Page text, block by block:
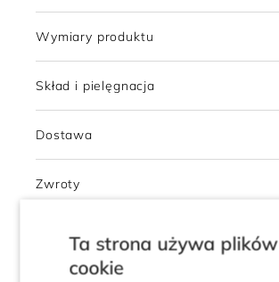
Wymiary produktu
Skład i pielęgnacja
Dostawa
Zwroty
5.0
Ta strona używa plików
cookie